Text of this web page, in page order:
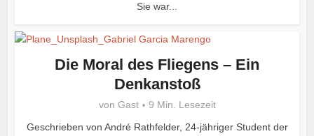
Sie war...
Die Moral des Fliegens – Ein
Denkanstoß
von Gast
9 Min. Lesezeit
Geschrieben von André Rathfelder, 24-jähriger Student der